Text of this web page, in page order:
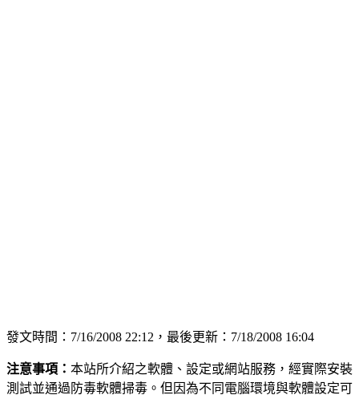
發文時間：7/16/2008 22:12，最後更新：7/18/2008 16:04
注意事項： 本站所介紹之軟體、設定或網站服務，經實際安裝
測試並通過防毒軟體掃毒。但因為不同電腦環境與軟體設定可